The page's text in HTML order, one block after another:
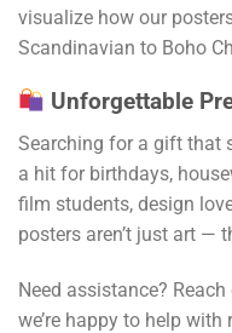
visualize how our
Scandinavian to Boho
Unforgettable
Searching for a gift that
a hit for birthdays,
film students, design
posters aren’t just art —
Need assistance?
we’re happy to help